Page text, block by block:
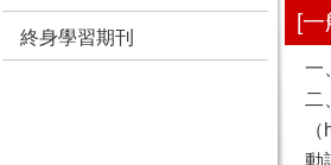
終身學習期刊
[
一
二
動